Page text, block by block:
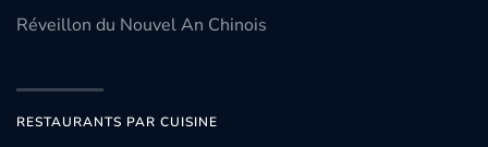
Réveillon du Nouvel An Chinois
RESTAURANTS PAR CUISINE